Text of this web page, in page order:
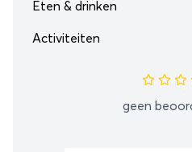
Eten & drinken
Activiteiten
geen